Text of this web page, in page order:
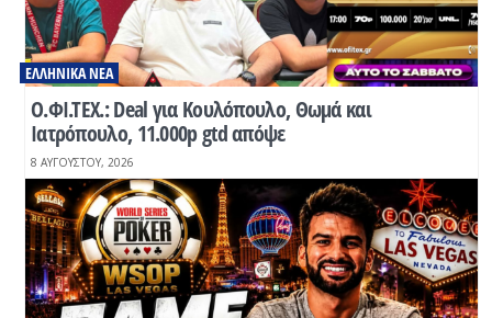
O.ΦΙ.ΤΕΧ.: Deal για Κουλόπουλο, Θωμά και
Ιατρόπουλο, 11.000p gtd απόψε
ΕΛΛΗΝΙΚΆ ΝΈΑ
8 ΑΥΓΟΎΣΤΟΥ, 2026